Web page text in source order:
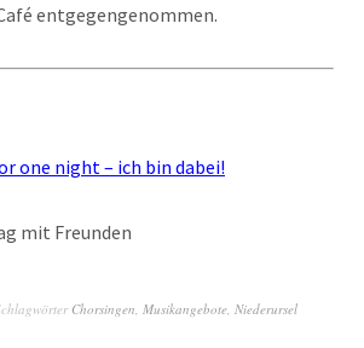
entgegengenommen.
one night – ich bin dabei!
mit Freunden
Chorsingen, Musikangebote, Niederursel